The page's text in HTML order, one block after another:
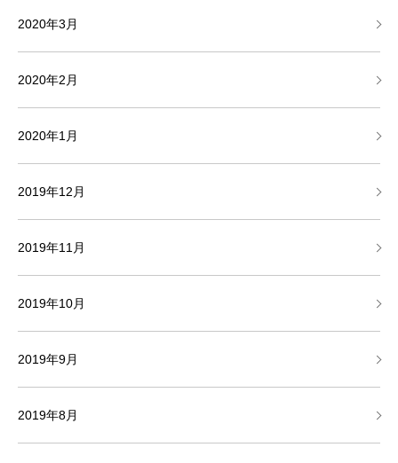
2020年3月
2020年2月
2020年1月
2019年12月
2019年11月
2019年10月
2019年9月
2019年8月